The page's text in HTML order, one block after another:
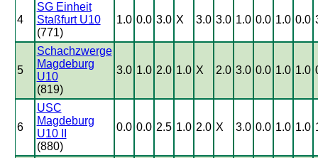
4
SG Einheit
Staßfurt U10
(771)
1.0 0.0 3.0 X 3.0 3.0 1.0 0.0 1.0 0.0
5
Schachzwerge
Magdeburg
U10
(819)
3.0 1.0 2.0 1.0 X 2.0 3.0 0.0 1.0 1.0
6
USC
Magdeburg
U10 II
(880)
0.0 0.0 2.5 1.0 2.0 X 3.0 0.0 1.0 1.0